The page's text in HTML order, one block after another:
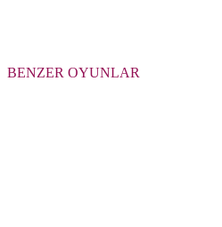
BENZER OYUNLAR